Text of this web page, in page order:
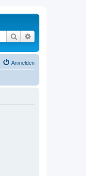
Suche
Anmelden